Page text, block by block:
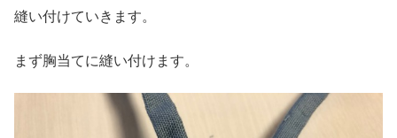
縫い付けていきます。
まず胸当てに縫い付けます。